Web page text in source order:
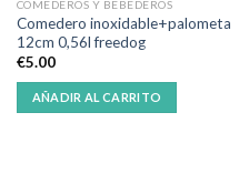
COMEDEROS Y BEBEDEROS
Comedero inoxidable+palometa
12cm 0,56l freedog
€5.00
AÑADIR AL CARRITO